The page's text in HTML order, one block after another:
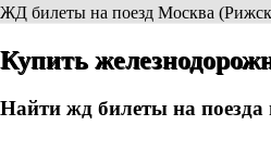
ЖД билеты на поезд Москва
Купить
Найти жд билеты на